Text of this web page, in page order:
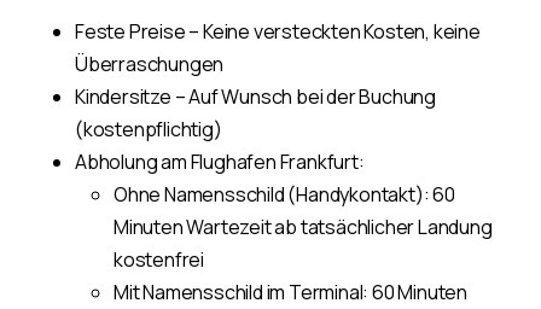
Feste Preise – Keine versteckten Kosten, keine
Überraschungen
Kindersitze – Auf Wunsch bei der Buchung
(kostenpflichtig)
Abholung am Flughafen Frankfurt:
Ohne Namensschild (Handykontakt): 60
Minuten Wartezeit ab tatsächlicher Landung
kostenfrei
Mit Namensschild im Terminal: 60 Minuten